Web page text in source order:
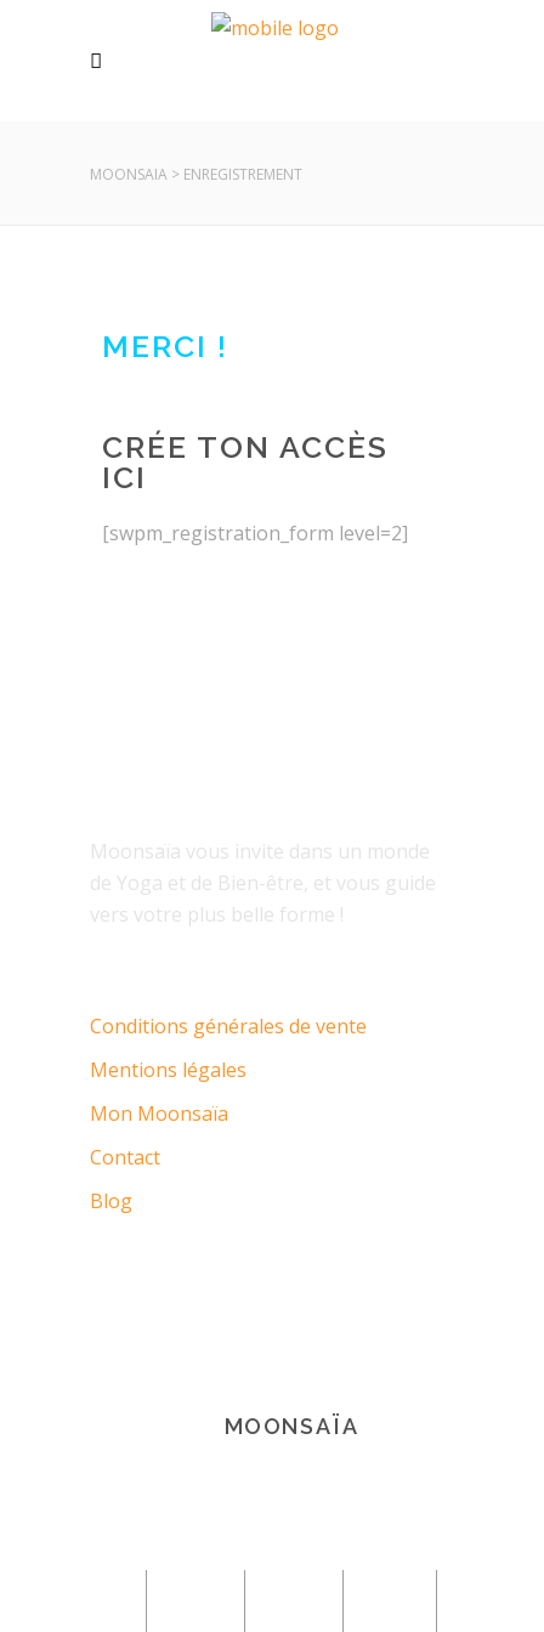
MOONSAIA > ENREGISTREMENT
MERCI !
CRÉE TON ACCÈS
ICI
[swpm_registration_form level=2]
Moonsaïa vous invite dans un monde
de Yoga et de Bien-être, et vous guide
vers votre plus belle forme !
Conditions générales de vente
Mentions légales
Mon Moonsaïa
Contact
Blog
MOONSAÏA